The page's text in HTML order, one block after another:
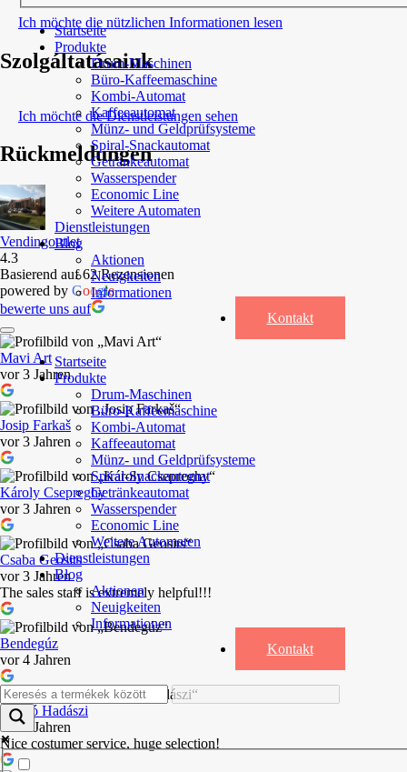
Startseite
Produkte
Drum-Maschinen
Büro-Kaffeemaschine
Kombi-Automat
Kaffeeautomat
Münz- und Geldprüfsysteme
Spiral-Snackautomat
Getränkeautomat
Wasserspender
Economic Line
Weitere Automaten
Dienstleistungen
Blog
Aktionen
Neuigkeiten
Informationen
Kontakt
Startseite
Produkte
Drum-Maschinen
Büro-Kaffeemaschine
Kombi-Automat
Kaffeeautomat
Münz- und Geldprüfsysteme
Spiral-Snackautomat
Getränkeautomat
Wasserspender
Economic Line
Weitere Automaten
Dienstleistungen
Blog
Aktionen
Neuigkeiten
Informationen
Kontakt
Ich möchte die nützlichen Informationen lesen
Szolgáltatásaink
Ich möchte die Dienstleistungen sehen
Rückmeldungen
Vendingoutlet
4.3
Basierend auf 62 Rezensionen
powered by Google
bewerte uns auf
Mavi Art
vor 3 Jahren
Josip Farkaš
vor 3 Jahren
Károly Csepreghy
vor 3 Jahren
Csaba Geosits
vor 3 Jahren
The sales staff is extremely helpful!!!
Bendegúz
vor 4 Jahren
László Hadászi
vor 5 Jahren
Nice costumer service, huge selection!